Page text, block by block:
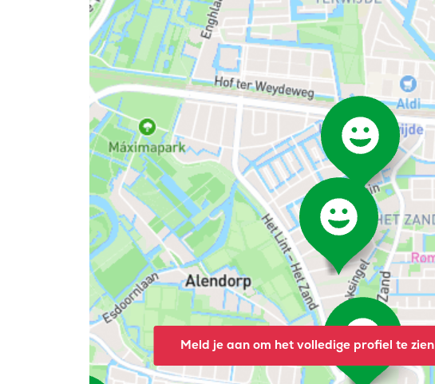
Meld je aan om het volledige profiel te zien